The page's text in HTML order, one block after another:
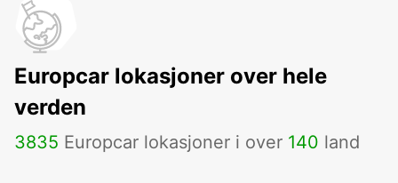
Europcar lokasjoner over hele
verden
3835 Europcar lokasjoner i over 140 land